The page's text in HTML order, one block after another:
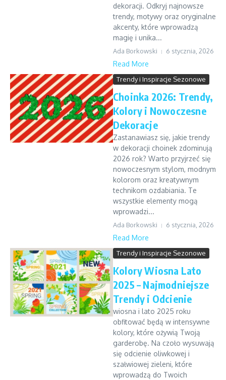
dekoracji. Odkryj najnowsze
trendy, motywy oraz oryginalne
akcenty, które wprowadzą
magię i unika...
Ada Borkowski 6 stycznia, 2026
Read More
Trendy i Inspiracje Sezonowe
Choinka 2026: Trendy,
Kolory i Nowoczesne
Dekoracje
Zastanawiasz się, jakie trendy
w dekoracji choinek zdominują
2026 rok? Warto przyjrzeć się
nowoczesnym stylom, modnym
kolorom oraz kreatywnym
technikom ozdabiania. Te
wszystkie elementy mogą
wprowadzi...
Ada Borkowski 6 stycznia, 2026
Read More
Trendy i Inspiracje Sezonowe
Kolory Wiosna Lato
2025 – Najmodniejsze
Trendy i Odcienie
wiosna i lato 2025 roku
obfitować będą w intensywne
kolory, które ożywią Twoją
garderobę. Na czoło wysuwają
się odcienie oliwkowej i
szałwiowej zieleni, które
wprowadzą do Twoich